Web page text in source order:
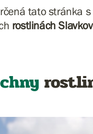
tato stránka
rostlinách